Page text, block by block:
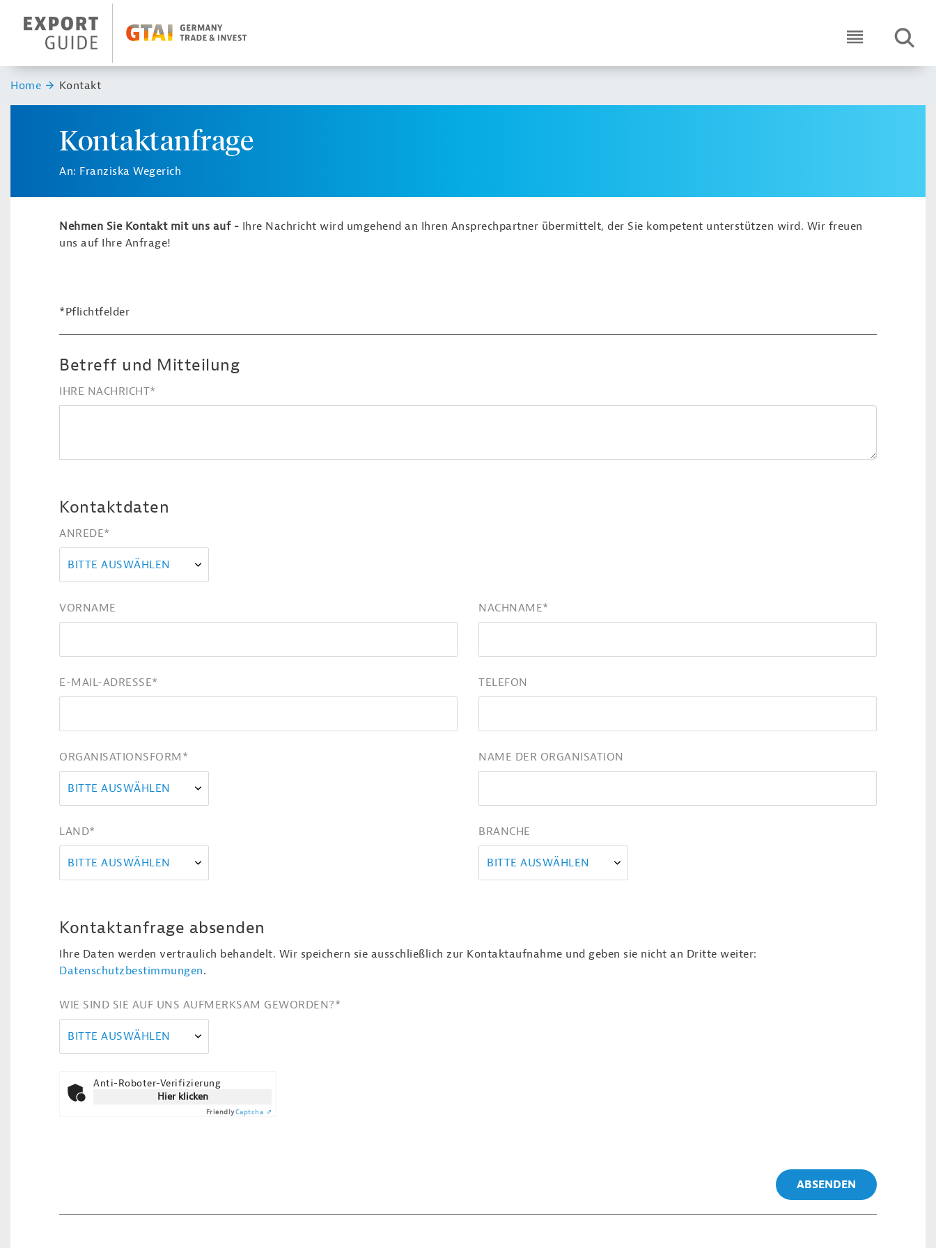
Header Logo
ICON ROUND
Sie sind hier:
Home Kontakt
Kontaktanfrage
An: Franziska Wegerich
Nehmen Sie Kontakt mit uns auf - Ihre Nachricht wird umgehend an Ihren Ansprechpartner übermittelt, der Sie kompetent unterstützen wird. Wir freuen
uns auf Ihre Anfrage!
*Pflichtfelder
Betreff und Mitteilung
IHRE NACHRICHT*
Kontaktdaten
ANREDE*
BITTE AUSWÄHLEN
VORNAME NACHNAME*
E-MAIL-ADRESSE* TELEFON
ORGANISATIONSFORM *
BITTE AUSWÄHLEN
NAME DER ORGANISATION
LAND*
BITTE AUSWÄHLEN
BRANCHE
BITTE AUSWÄHLEN
Kontaktanfrage absenden
Ihre Daten werden vertraulich behandelt. Wir speichern sie ausschließlich zur Kontaktaufnahme und geben sie nicht an Dritte weiter:
Datenschutzbestimmungen.
WIE SIND SIE AUF UNS AUFMERKSAM GEWORDEN?*
BITTE AUSWÄHLEN
Anti-Roboter-Verifizierung
Hier klicken
FriendlyCaptcha ⇗
ABSENDEN